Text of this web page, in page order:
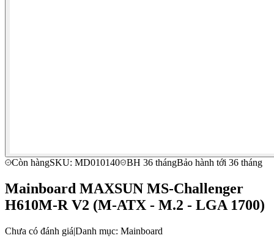
Còn hàngSKU: MD010140 BH 36 thángBảo hành tới 36 tháng
Mainboard MAXSUN MS-Challenger
H610M-R V2 (M-ATX - M.2 - LGA 1700)
Chưa có đánh giá|Danh mục: Mainboard